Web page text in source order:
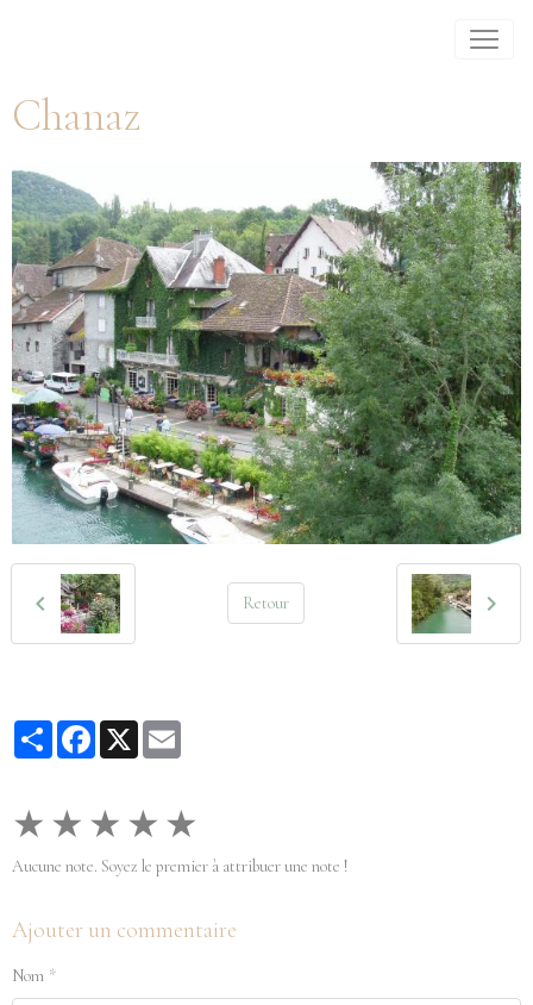
Chanaz
Retour
PartagerFacebook
X
★ ★ ★ ★ ★
Aucune note. Soyez le premier à attribuer une note !
Ajouter un commentaire
Nom